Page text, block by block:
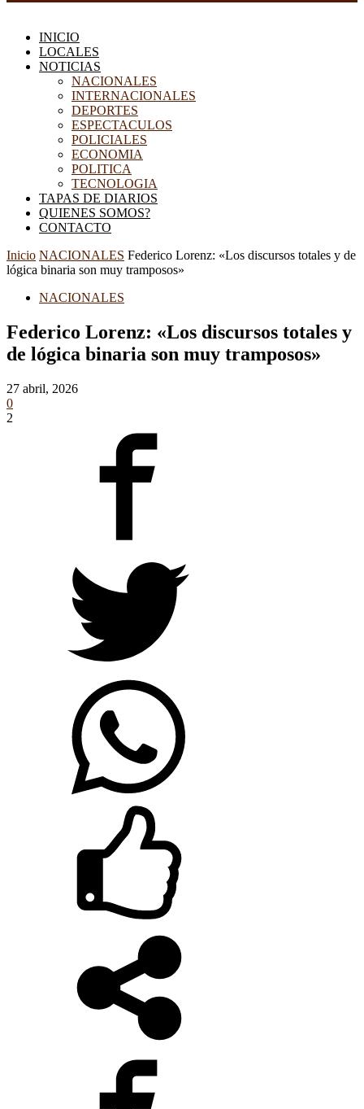
INICIO
LOCALES
NOTICIAS
NACIONALES
INTERNACIONALES
DEPORTES
ESPECTACULOS
POLICIALES
ECONOMIA
POLITICA
TECNOLOGIA
TAPAS DE DIARIOS
QUIENES SOMOS?
CONTACTO
Inicio NACIONALES Federico Lorenz: «Los discursos totales y de
lógica binaria son muy tramposos»
NACIONALES
Federico Lorenz: «Los discursos totales y
de lógica binaria son muy tramposos»
27 abril, 2026
0
2